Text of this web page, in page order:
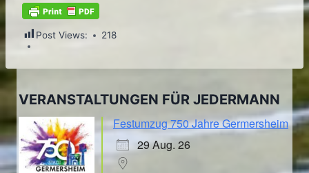
Post Views: 218
VERANSTALTUNGEN FÜR JEDERMANN
Festumzug 750 Jahre Germersheim
29 Aug. 26